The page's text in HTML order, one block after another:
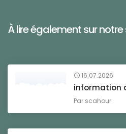
À lire également sur notre
16.07.2026
information
Par scahour